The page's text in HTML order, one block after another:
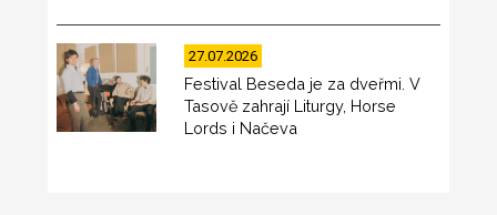
27.07.2026
Festival Beseda je za dveřmi. V
Tasově zahrají Liturgy, Horse
Lords i Načeva